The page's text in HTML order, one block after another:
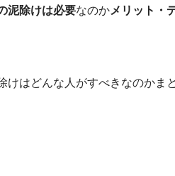
泥除けは必要なのかメリット・
けはどんな人がすべきなのかま